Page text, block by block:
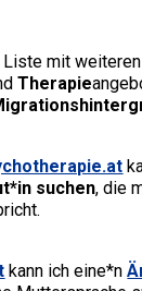
mit weiteren
Therapie
suchen, die
kann ich eine*n